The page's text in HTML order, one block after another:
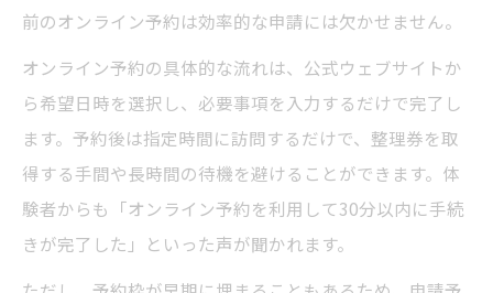
前のオンライン予約は効率的な申請には欠かせません。
オンライン予約の具体的な流れは、公式ウェブサイトか
ら希望日時を選択し、必要事項を入力するだけで完了し
ます。予約後は指定時間に訪問するだけで、整理券を取
得する手間や長時間の待機を避けることができます。体
験者からも「オンライン予約を利用して30分以内に手続
きが完了した」といった声が聞かれます。